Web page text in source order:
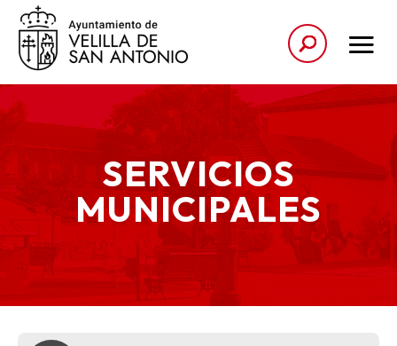
SERVICIOS
MUNICIPALES